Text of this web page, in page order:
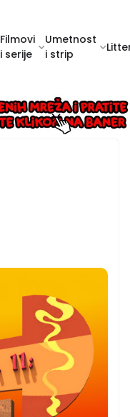
Filmovi
i serije
Umetnost
i strip